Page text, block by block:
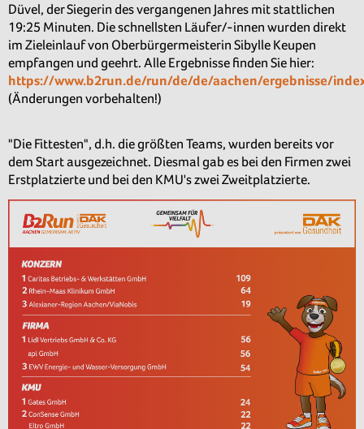
Düvel, der Siegerin des vergangenen Jahres mit stattlichen
19:25 Minuten. Die schnellsten Läufer/-innen wurden direkt
im Zieleinlauf von Oberbürgermeisterin Sibylle Keupen
empfangen und geehrt. Alle Ergebnisse finden Sie hier:
https://www.b2run.de/run/de/de/aachen/ergebnisse/
(Änderungen vorbehalten!)
"Die Fittesten", d.h. die größten Teams, wurden bereits vor
dem Start ausgezeichnet. Diesmal gab es bei den Firmen zwei
Erstplatzierte und bei den KMU's zwei Zweitplatzierte.